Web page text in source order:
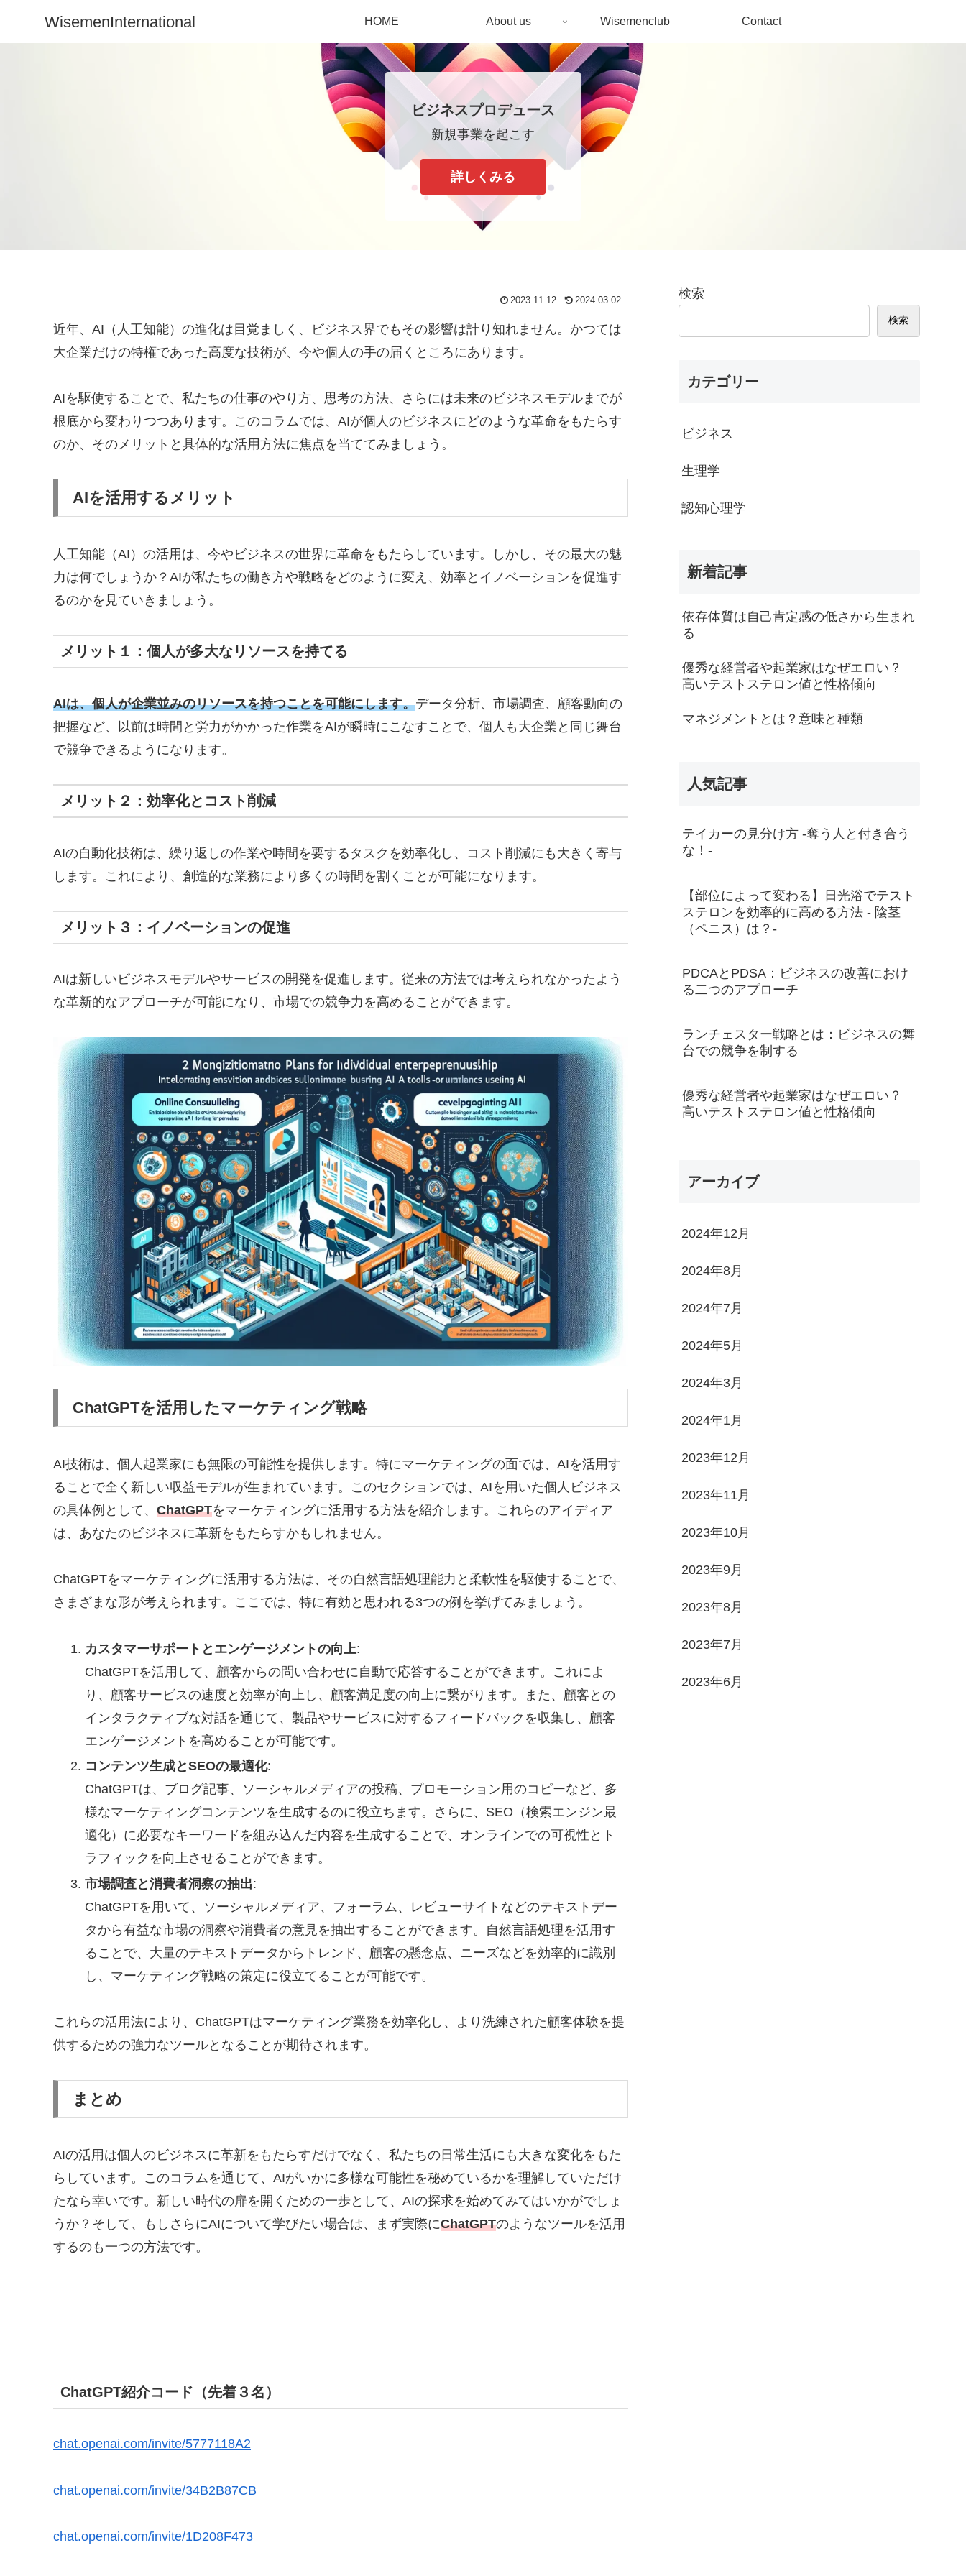
WisemenInternational HOME About us Wisemenclub Contact
ビジネスプロデュース
新規事業を起こす
詳しくみる
2023.11.12 2024.03.02
近年、AI（人工知能）の進化は目覚ましく、ビジネス界でもその影響は計り知れません。かつては
大企業だけの特権であった高度な技術が、今や個人の手の届くところにあります。
AIを駆使することで、私たちの仕事のやり方、思考の方法、さらには未来のビジネスモデルまでが
根底から変わりつつあります。このコラムでは、AIが個人のビジネスにどのような革命をもたらす
のか、そのメリットと具体的な活用方法に焦点を当ててみましょう。
AIを活用するメリット
人工知能（AI）の活用は、今やビジネスの世界に革命をもたらしています。しかし、その最大の魅
力は何でしょうか？AIが私たちの働き方や戦略をどのように変え、効率とイノベーションを促進す
るのかを見ていきましょう。
メリット１：個人が多大なリソースを持てる
AIは、個人が企業並みのリソースを持つことを可能にします。データ分析、市場調査、顧客動向の
把握など、以前は時間と労力がかかった作業をAIが瞬時にこなすことで、個人も大企業と同じ舞台
で競争できるようになります。
メリット２：効率化とコスト削減
AIの自動化技術は、繰り返しの作業や時間を要するタスクを効率化し、コスト削減にも大きく寄与
します。これにより、創造的な業務により多くの時間を割くことが可能になります。
メリット３：イノベーションの促進
AIは新しいビジネスモデルやサービスの開発を促進します。従来の方法では考えられなかったよう
な革新的なアプローチが可能になり、市場での競争力を高めることができます。
ChatGPTを活用したマーケティング戦略
AI技術は、個人起業家にも無限の可能性を提供します。特にマーケティングの面では、AIを活用す
ることで全く新しい収益モデルが生まれています。このセクションでは、AIを用いた個人ビジネス
の具体例として、 ChatGPTをマーケティングに活用する方法を紹介します。これらのアイディア
は、あなたのビジネスに革新をもたらすかもしれません。
ChatGPTをマーケティングに活用する方法は、その自然言語処理能力と柔軟性を駆使することで、
さまざまな形が考えられます。ここでは、特に有効と思われる3つの例を挙げてみましょう。
カスタマーサポートとエンゲージメントの向上:
ChatGPTを活用して、顧客からの問い合わせに自動で応答することができます。これによ
り、顧客サービスの速度と効率が向上し、顧客満足度の向上に繋がります。また、顧客との
インタラクティブな対話を通じて、製品やサービスに対するフィードバックを収集し、顧客
エンゲージメントを高めることが可能です。
コンテンツ生成とSEOの最適化:
ChatGPTは、ブログ記事、ソーシャルメディアの投稿、プロモーション用のコピーなど、多
様なマーケティングコンテンツを生成するのに役立ちます。さらに、SEO（検索エンジン最
適化）に必要なキーワードを組み込んだ内容を生成することで、オンラインでの可視性とト
ラフィックを向上させることができます。
市場調査と消費者洞察の抽出:
ChatGPTを用いて、ソーシャルメディア、フォーラム、レビューサイトなどのテキストデー
タから有益な市場の洞察や消費者の意見を抽出することができます。自然言語処理を活用す
ることで、大量のテキストデータからトレンド、顧客の懸念点、ニーズなどを効率的に識別
し、マーケティング戦略の策定に役立てることが可能です。
これらの活用法により、ChatGPTはマーケティング業務を効率化し、より洗練された顧客体験を提
供するための強力なツールとなることが期待されます。
まとめ
AIの活用は個人のビジネスに革新をもたらすだけでなく、私たちの日常生活にも大きな変化をもた
らしています。このコラムを通じて、AIがいかに多様な可能性を秘めているかを理解していただけ
たなら幸いです。新しい時代の扉を開くための一歩として、AIの探求を始めてみてはいかがでしょ
うか？そして、もしさらにAIについて学びたい場合は、まず実際にChatGPTのようなツールを活用
するのも一つの方法です。
ChatGPT紹介コード（先着３名）
chat.openai.com/invite/5777118A2
chat.openai.com/invite/34B2B87CB
chat.openai.com/invite/1D208F473
検索
検索
カテゴリー
ビジネス
生理学
認知心理学
新着記事
依存体質は自己肯定感の低さから生まれ
る
優秀な経営者や起業家はなぜエロい？
高いテストステロン値と性格傾向
マネジメントとは？意味と種類
人気記事
テイカーの見分け方 -奪う人と付き合う
な！-
【部位によって変わる】日光浴でテスト
ステロンを効率的に高める方法 - 陰茎
（ペニス）は？-
PDCAとPDSA：ビジネスの改善におけ
る二つのアプローチ
ランチェスター戦略とは：ビジネスの舞
台での競争を制する
優秀な経営者や起業家はなぜエロい？
高いテストステロン値と性格傾向
アーカイブ
2024年12月
2024年8月
2024年7月
2024年5月
2024年3月
2024年1月
2023年12月
2023年11月
2023年10月
2023年9月
2023年8月
2023年7月
2023年6月